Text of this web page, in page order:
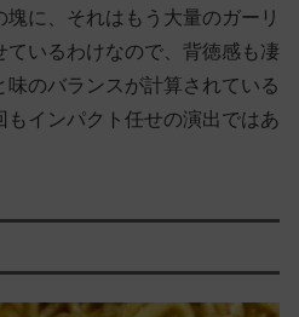
に、それはもう大量のガーリ
ているわけなので、背徳感も凄
味のバランスが計算されている
もインパクト任せの演出ではあ